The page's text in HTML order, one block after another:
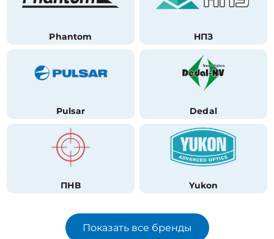
Phantom НПЗ
Pulsar Dedal
ПНВ Yukon
Показать все бренды